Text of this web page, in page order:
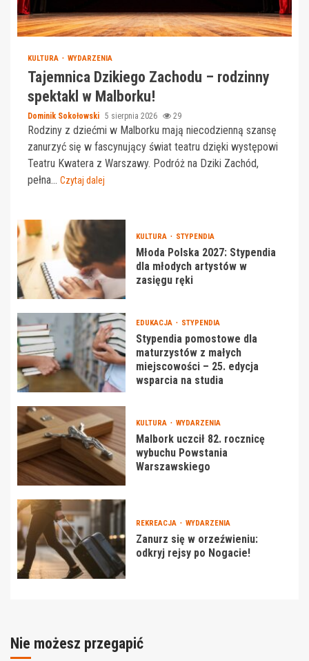
KULTURA WYDARZENIA
Tajemnica Dzikiego Zachodu – rodzinny
spektakl w Malborku!
Dominik Sokołowski 5 sierpnia 2026 29
Rodziny z dziećmi w Malborku mają niecodzienną szansę
zanurzyć się w fascynujący świat teatru dzięki występowi
Teatru Kwatera z Warszawy. Podróż na Dziki Zachód,
pełna... Czytaj dalej
KULTURA STYPENDIA
Młoda Polska 2027: Stypendia
dla młodych artystów w
zasięgu ręki
EDUKACJA STYPENDIA
Stypendia pomostowe dla
maturzystów z małych
miejscowości – 25. edycja
wsparcia na studia
KULTURA WYDARZENIA
Malbork uczcił 82. rocznicę
wybuchu Powstania
Warszawskiego
REKREACJA WYDARZENIA
Zanurz się w orzeźwieniu:
odkryj rejsy po Nogacie!
Nie możesz przegapić